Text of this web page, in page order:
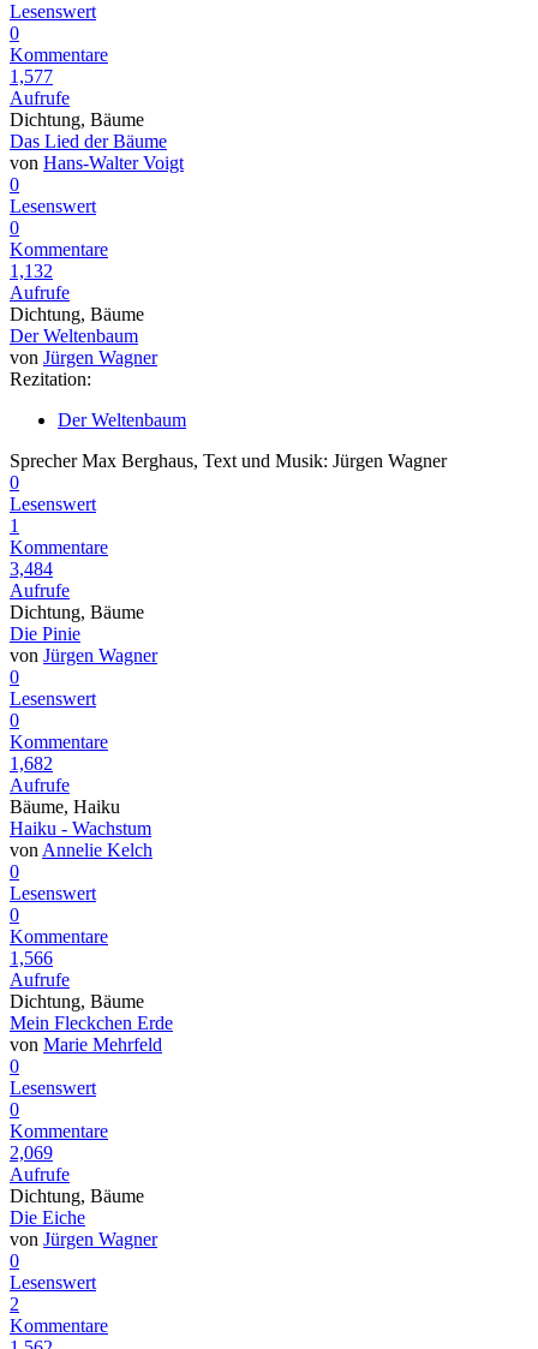
Lesenswert
0
Kommentare
1,577
Aufrufe
Dichtung, Bäume
Das Lied der Bäume
von Hans-Walter Voigt
0
Lesenswert
0
Kommentare
1,132
Aufrufe
Dichtung, Bäume
Der Weltenbaum
von Jürgen Wagner
Rezitation:
Der Weltenbaum
Sprecher Max Berghaus, Text und Musik: Jürgen Wagner
0
Lesenswert
1
Kommentare
3,484
Aufrufe
Dichtung, Bäume
Die Pinie
von Jürgen Wagner
0
Lesenswert
0
Kommentare
1,682
Aufrufe
Bäume, Haiku
Haiku - Wachstum
von Annelie Kelch
0
Lesenswert
0
Kommentare
1,566
Aufrufe
Dichtung, Bäume
Mein Fleckchen Erde
von Marie Mehrfeld
0
Lesenswert
0
Kommentare
2,069
Aufrufe
Dichtung, Bäume
Die Eiche
von Jürgen Wagner
0
Lesenswert
2
Kommentare